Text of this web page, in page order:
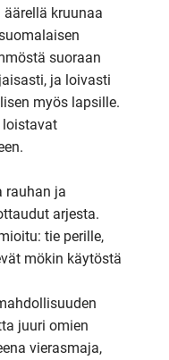
kruunaa
suoraan
ja loivasti
myös lapsille.
loistavat
rauhan ja
arjesta.
tie perille,
mökin käytöstä
juuri omien
vierasmaja,